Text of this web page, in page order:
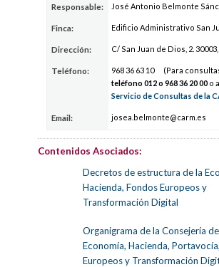
Responsable: José Antonio Belmonte
Finca: Edificio Administrativo San
Dirección: C/ San Juan de Dios, 2.
Teléfono: 968 36 63 10
(Para
teléfono 012 o 96836 2000 o
Servicio de Consultas de la
Email: josea.belmonte@carm.es
Contenidos Asociados:
Decretos de estructura de la
Hacienda, Fondos Europeos y
Transformación Digital
Organigrama de la Consejería de
Economía, Hacienda,
Europeos y Transformación